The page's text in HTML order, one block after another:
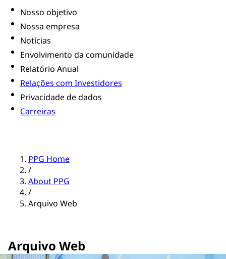
Nosso objetivo
Nossa empresa
Notícias
Envolvimento da comunidade
Relatório Anual
Relações com Investidores
Privacidade de dados
Carreiras
PPG Home
/
About PPG
/
Arquivo Web
Arquivo Web